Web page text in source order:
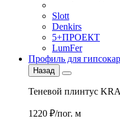
Slott
Denkirs
5+ПРОЕКТ
LumFer
Профиль для
Назад
Теневой плинтус
1220 ₽/пог. м